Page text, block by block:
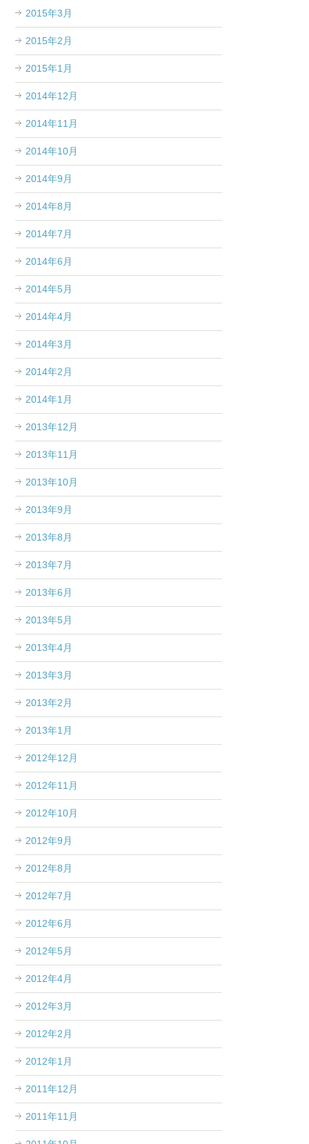
2015年3月
2015年2月
2015年1月
2014年12月
2014年11月
2014年10月
2014年9月
2014年8月
2014年7月
2014年6月
2014年5月
2014年4月
2014年3月
2014年2月
2014年1月
2013年12月
2013年11月
2013年10月
2013年9月
2013年8月
2013年7月
2013年6月
2013年5月
2013年4月
2013年3月
2013年2月
2013年1月
2012年12月
2012年11月
2012年10月
2012年9月
2012年8月
2012年7月
2012年6月
2012年5月
2012年4月
2012年3月
2012年2月
2012年1月
2011年12月
2011年11月